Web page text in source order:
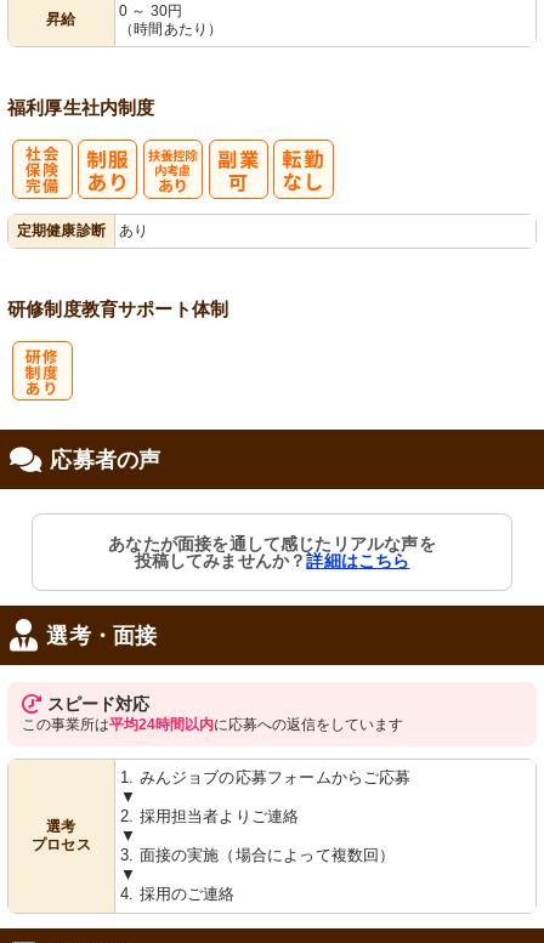
昇給
0 ～ 30円
（時間あたり）
福利厚生社内制度
定期健康診断 あり
研修制度教育サポート体制
応募者の声
あなたが面接を通して感じたリアルな声を
投稿してみませんか？詳細はこちら
選考・面接
スピード対応
この事業所は平均24時間以内に応募への返信をしています
選考
プロセス
1. みんジョブの応募フォームからご応募
▼
2. 採用担当者よりご連絡
▼
3. 面接の実施（場合によって複数回）
▼
4. 採用のご連絡